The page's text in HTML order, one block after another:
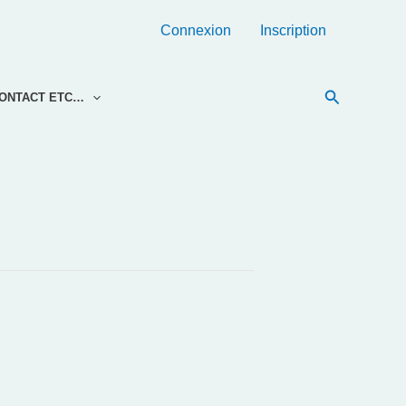
Connexion Inscription
ETC…